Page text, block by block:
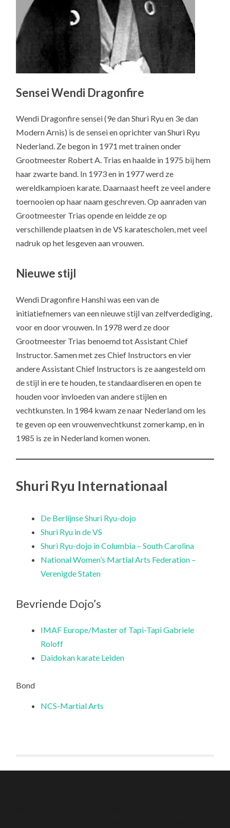
Sensei Wendi Dragonfire
Wendi Dragonfire sensei (9e dan Shuri Ryu en 3e dan
Modern Arnis) is de sensei en oprichter van Shuri Ryu
Nederland. Ze begon in 1971 met trainen onder
Grootmeester Robert A. Trias en haalde in 1975 bij hem
haar zwarte band. In 1973 en in 1977 werd ze
wereldkampioen karate. Daarnaast heeft ze veel andere
toernooien op haar naam geschreven. Op aanraden van
Grootmeester Trias opende en leidde ze op
verschillende plaatsen in de VS karatescholen, met veel
nadruk op het lesgeven aan vrouwen.
Nieuwe stijl
Wendi Dragonfire Hanshi was een van de
initiatiefnemers van een nieuwe stijl van zelfverdediging,
voor en door vrouwen. In 1978 werd ze door
Grootmeester Trias benoemd tot Assistant Chief
Instructor. Samen met zes Chief Instructors en vier
andere Assistant Chief Instructors is ze aangesteld om
de stijl in ere te houden, te standaardiseren en open te
houden voor invloeden van andere stijlen en
vechtkunsten. In 1984 kwam ze naar Nederland om les
te geven op een vrouwenvechtkunst zomerkamp, en in
1985 is ze in Nederland komen wonen.
Shuri Ryu Internationaal
De Berlijnse Shuri Ryu-dojo
Shuri Ryu in de VS
Shuri Ryu-dojo in Columbia – South Carolina
National Women’s Martial Arts Federation –
Verenigde Staten
Bevriende Dojo’s
IMAF Europe/Master of Tapi-Tapi Gabriele
Roloff
Daidokan karate Leiden
Bond
NCS-Martial Arts